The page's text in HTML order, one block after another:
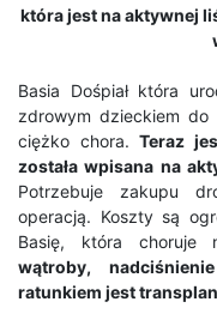
która jest na aktywnej
Basia Dośpiał która
zdrowym dzieckiem
ciężko chora.Teraz
została wpisana na
Potrzebuje zakupu
operacją. Koszty są
Basię, która
wątroby,
ratunkiem jest